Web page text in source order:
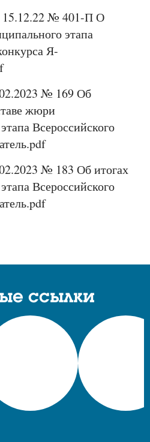
№ 401-П О
этапа
Я-
№ 169 Об
жюри
Всероссийского
№ 183 Об итогах
Всероссийского
ссылки